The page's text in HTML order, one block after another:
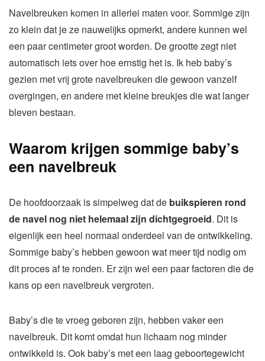
Navelbreuken komen in allerlei maten voor. Sommige zijn
zo klein dat je ze nauwelijks opmerkt, andere kunnen wel
een paar centimeter groot worden. De grootte zegt niet
automatisch iets over hoe ernstig het is. Ik heb baby’s
gezien met vrij grote navelbreuken die gewoon vanzelf
overgingen, en andere met kleine breukjes die wat langer
bleven bestaan.
Waarom krijgen sommige baby’s
een navelbreuk
De hoofdoorzaak is simpelweg dat de buikspieren rond
de navel nog niet helemaal zijn dichtgegroeid. Dit is
eigenlijk een heel normaal onderdeel van de ontwikkeling.
Sommige baby’s hebben gewoon wat meer tijd nodig om
dit proces af te ronden. Er zijn wel een paar factoren die de
kans op een navelbreuk vergroten.
Baby’s die te vroeg geboren zijn, hebben vaker een
navelbreuk. Dit komt omdat hun lichaam nog minder
ontwikkeld is. Ook baby’s met een laag geboortegewicht